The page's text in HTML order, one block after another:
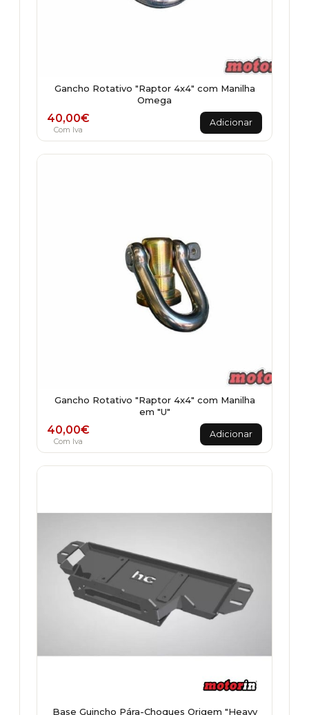
Gancho Rotativo "Raptor 4x4" com Manilha
Omega
40,00€
Com Iva
Adicionar
Gancho Rotativo "Raptor 4x4" com Manilha
em "U"
40,00€
Com Iva
Adicionar
Base Guincho Pára-Choques Origem "Heavy